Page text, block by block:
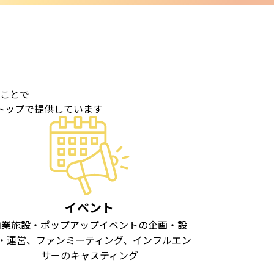
とで
プで提供しています
イベント
施設・ポップアップイベントの企画・設
運営、ファンミーティング、インフルエン
サーのキャスティング